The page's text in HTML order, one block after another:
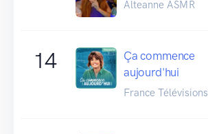
Alteanne ASMR
14
Ça commence
aujourd'hui
France Télévisions